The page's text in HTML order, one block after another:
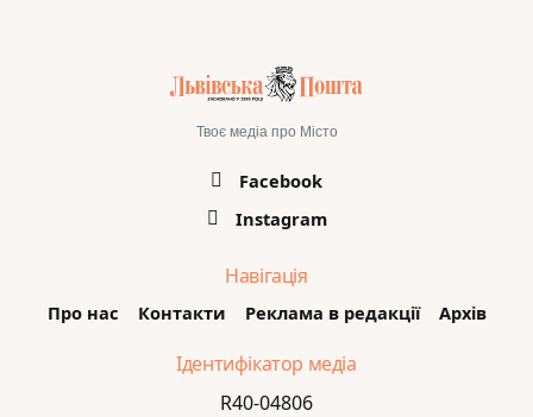
Твоє медіа про Місто
Facebook
Instagram
Навігація
Про нас Контакти Реклама в редакції Архів
Ідентифікатор медіа
R40-04806